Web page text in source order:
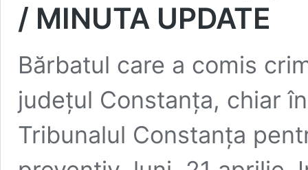
/ MINUTA UPDATE
Bărbatul care a comis
județul Constanța, chiar
Tribunalul Constanța